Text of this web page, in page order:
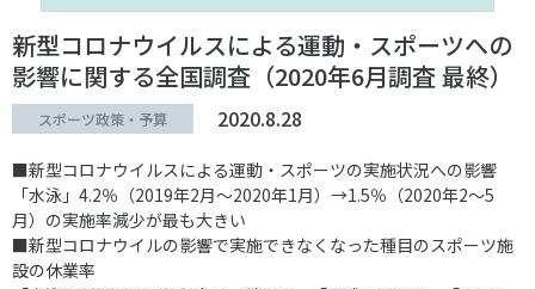
新型コロナウイルスによる運動・スポーツへの
影響に関する全国調査（2020年6月調査 最終）
スポーツ政策・予算 2020.8.28
■新型コロナウイルスによる運動・スポーツの実施状況への影響
「水泳」4.2％（2019年2月～2020年1月）→1.5％（2020年2～5
月）の実施率減少が最も大きい
■新型コロナウイルの影響で実施できなくなった種目のスポーツ施
設の休業率